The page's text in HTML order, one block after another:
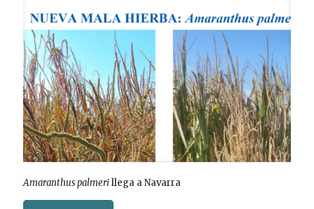
Amaranthus palmerillega a Navarra